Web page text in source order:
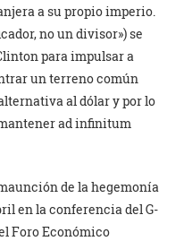
a su propio imperio.
no un divisor») se
para impulsar a
un terreno común
al dólar y por lo
ad infinitum
de la hegemonía
en la conferencia del G-
Foro Económico